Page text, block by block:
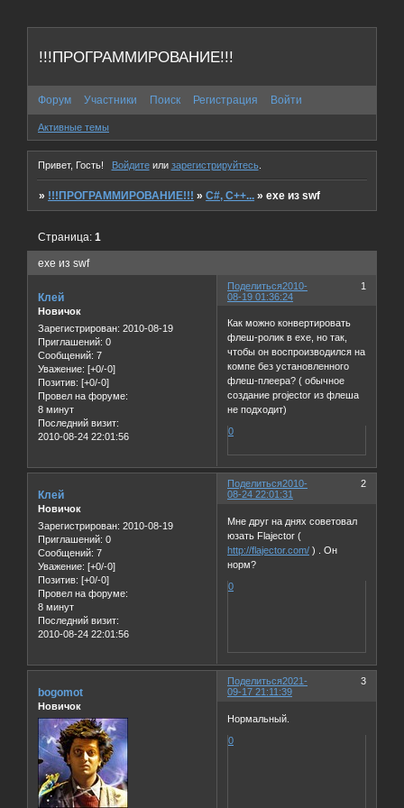
!!!ПРОГРАММИРОВАНИЕ!!!
Форум Участники Поиск Регистрация Войти
Активные темы
Привет, Гость! Войдитеили зарегистрируйтесь.
» !!!ПРОГРАММИРОВАНИЕ!!! »C#, C++... »exe из swf
exe из swf
Страница:1
Поделиться 1
2010-
08-19 01:36:24
Клей
Новичок
Зарегистрирован: 2010-08-19
Приглашений: 0
Сообщений: 7
Уважение: [+0/-0]
Позитив: [+0/-0]
Провел на форуме:
8 минут
Последний визит:
2010-08-24 22:01:56
Как можно конвертировать
флеш-ролик в exe, но так,
чтобы он воспроизводился на
компе без установленного
флеш-плеера? ( обычное
создание projector из флеша
не подходит)
0
Поделиться 2
2010-
08-24 22:01:31
Клей
Новичок
Зарегистрирован: 2010-08-19
Приглашений: 0
Сообщений: 7
Уважение: [+0/-0]
Позитив: [+0/-0]
Провел на форуме:
8 минут
Последний визит:
2010-08-24 22:01:56
Мне друг на днях советовал
юзать Flajector (
http://flajector.com/ ) . Он
норм?
0
Поделиться 3
2021-
09-17 21:11:39
bogomot
Новичок
Нормальный.
0